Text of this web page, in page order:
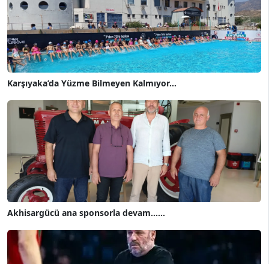
Karşıyaka’da Yüzme Bilmeyen Kalmıyor...
Akhisargücü ana sponsorla devam......